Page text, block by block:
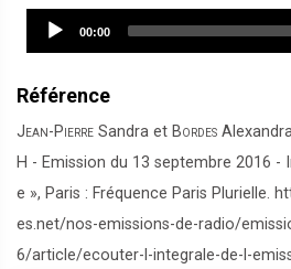
Player
Current
00:00
Référence
Jean-Pierre Sandra et Bordes
H - Emission du 13 septembre 2016 -
e », Paris : Fréquence Paris Plurielle.
es.net/nos-emissions-de-radio/
6/article/ecouter-l-integrale-de-l-